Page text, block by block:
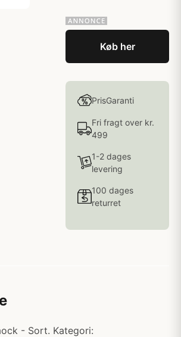
Køb her
PrisGaranti
Fri fragt over kr.
499
1-2 dages
levering
100 dages
returret
- Sort. Kategori: